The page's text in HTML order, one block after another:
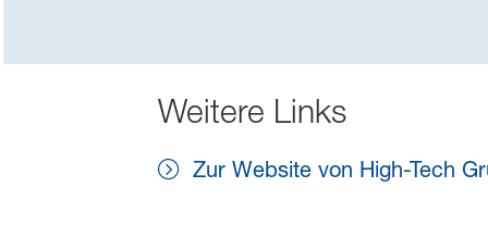
Weitere Links
Zur Website von High-Tech